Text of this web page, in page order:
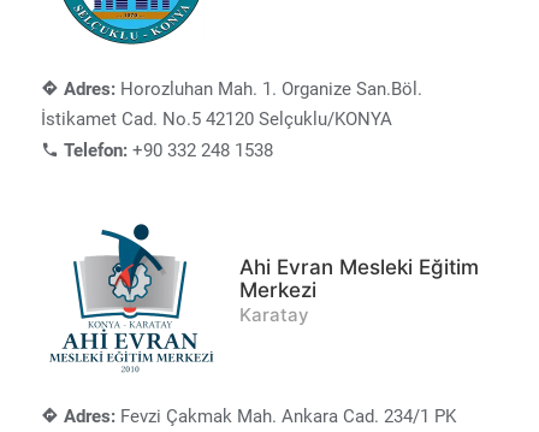
Adres: Horozluhan Mah. 1. Organize San.Böl.
İstikamet Cad. No.5 42120 Selçuklu/KONYA
Telefon: +90 332 248 1538
Ahi Evran Mesleki Eğitim
Merkezi
Karatay
Adres: Fevzi Çakmak Mah. Ankara Cad. 234/1 PK